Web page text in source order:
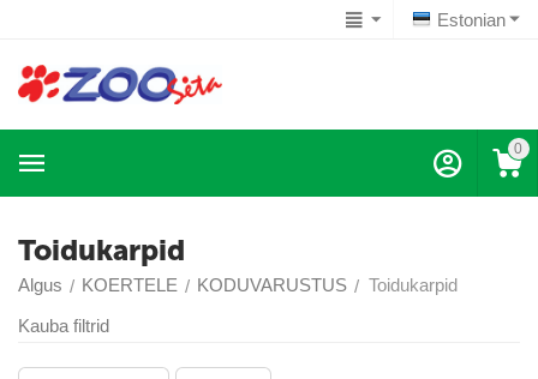
Estonian
0
Toidukarpid
Algus / KOERTELE / KODUVARUSTUS / Toidukarpid
Kauba filtrid